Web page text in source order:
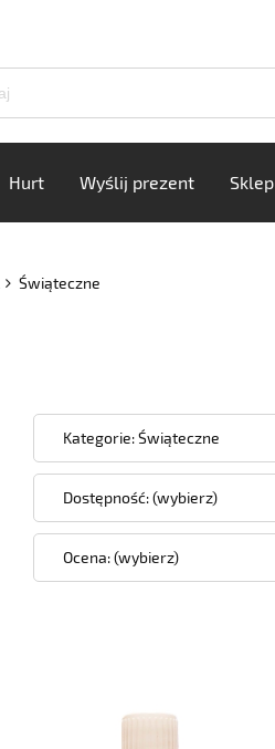
Hurt Wyślij prezent
Świąteczne
Kategorie: Świąteczne
Dostępność: (wybierz)
Ocena: (wybierz)